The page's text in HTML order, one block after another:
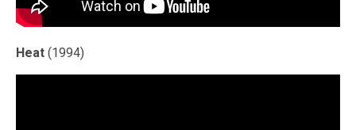
Heat (1994)